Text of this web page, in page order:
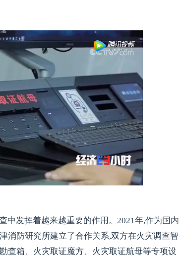
中发挥着越来越重要的作用。2021年,作为国内
消防研究所建立了合作关系,双方在火灾调查智
查箱、火灾取证魔方、火灾取证航母等专项设